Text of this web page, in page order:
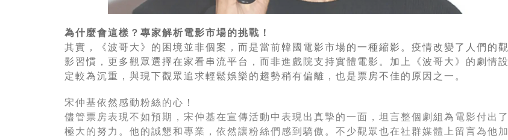
為什麼會這樣？專家解析電影市場的挑戰！
其實，《波哥大》的困境並非個案，而是當前韓國電影市場的一種縮影。疫情改變了人們的觀
影習慣，更多觀眾選擇在家看串流平台，而非進戲院支持實體電影。加上《波哥大》的劇情設
定較為沉重，與現下觀眾追求輕鬆娛樂的趨勢稍有偏離，也是票房不佳的原因之一。
宋仲基依然感動粉絲的心！
儘管票房表現不如預期，宋仲基在宣傳活動中表現出真摯的一面，坦言整個劇組為電影付出了
極大的努力。他的誠懇和專業，依然讓粉絲們感到驕傲。不少觀眾也在社群媒體上留言為他加